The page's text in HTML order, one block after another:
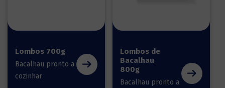
Lombos 700g
Bacalhau pronto a
cozinhar
Lombos de
Bacalhau
800g
Bacalhau pronto a